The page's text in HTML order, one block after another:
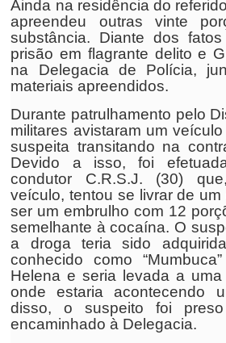
Ainda na residência do
apreendeu outras vinte
substância. Diante dos
prisão em flagrante delito e
na Delegacia de Polícia,
materiais apreendidos.
Durante patrulhamento pelo
militares avistaram um
suspeita transitando na
Devido a isso, foi
condutor C.R.S.J. (30)
veículo, tentou se livrar de
ser um embrulho com 12
semelhante à cocaína. O
a droga teria sido
conhecido como
Helena e seria levada a uma
onde estaria acontecendo
disso, o suspeito foi
encaminhado à Delegacia.